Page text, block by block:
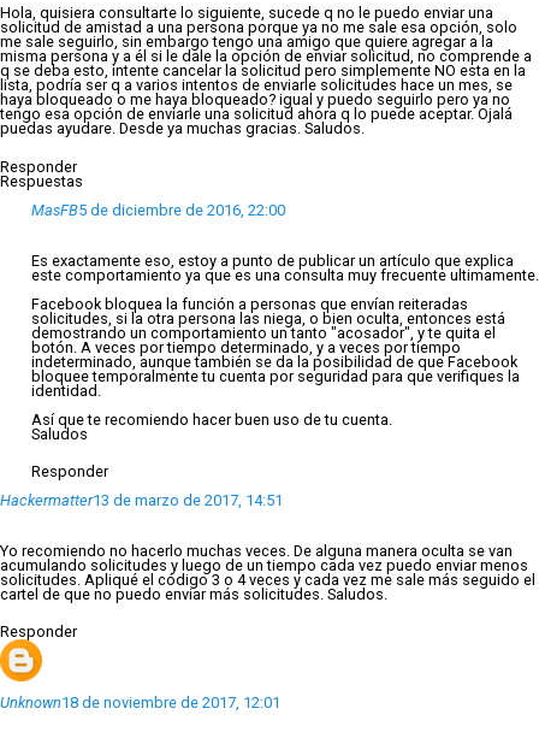
Hola, quisiera consultarte lo siguiente, sucede q no le puedo enviar una
solicitud de amistad a una persona porque ya no me sale esa opción, solo
me sale seguirlo, sin embargo tengo una amigo que quiere agregar a la
misma persona y a él si le dale la opción de enviar solicitud, no comprende a
q se deba esto, intente cancelar la solicitud pero simplemente NO esta en la
lista, podría ser q a varios intentos de enviarle solicitudes hace un mes, se
haya bloqueado o me haya bloqueado? igual y puedo seguirlo pero ya no
tengo esa opción de enviarle una solicitud ahora q lo puede aceptar. Ojalá
puedas ayudare. Desde ya muchas gracias. Saludos.
Responder
Respuestas
MasFB5 de diciembre de 2016, 22:00
Es exactamente eso, estoy a punto de publicar un artículo que explica
este comportamiento ya que es una consulta muy frecuente ultimamente.
Facebook bloquea la función a personas que envían reiteradas
solicitudes, si la otra persona las niega, o bien oculta, entonces está
demostrando un comportamiento un tanto "acosador", y te quita el
botón. A veces por tiempo determinado, y a veces por tiempo
indeterminado, aunque también se da la posibilidad de que Facebook
bloquee temporalmente tu cuenta por seguridad para que verifiques la
identidad.
Así que te recomiendo hacer buen uso de tu cuenta.
Saludos
Responder
Hackermatter13 de marzo de 2017, 14:51
Yo recomiendo no hacerlo muchas veces. De alguna manera oculta se van
acumulando solicitudes y luego de un tiempo cada vez puedo enviar menos
solicitudes. Apliqué el código 3 o 4 veces y cada vez me sale más seguido el
cartel de que no puedo enviar más solicitudes. Saludos.
Responder
Unknown18 de noviembre de 2017, 12:01